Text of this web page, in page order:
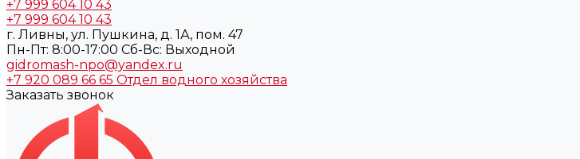
+7 999 604 10 43
+7 999 604 10 43
г. Ливны, ул. Пушкина, д. 1А, пом. 47
Пн-Пт: 8:00-17:00 Cб-Вс: Выходной
gidromash-npo@yandex.ru
+7 920 089 66 65 Отдел водного хозяйства
Заказать звонок